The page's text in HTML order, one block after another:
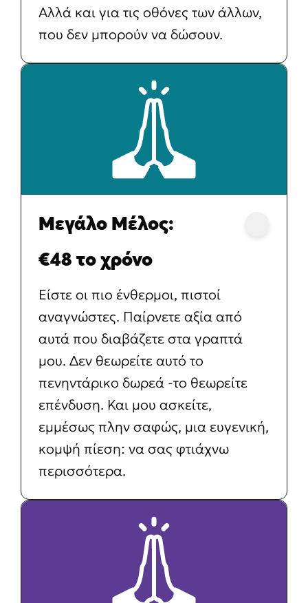
Αλλά και για τις οθόνες των άλλων,
που δεν μπορούν να δώσουν.
Μεγάλο Μέλος:
€48 το χρόνο
Είστε οι πιο ένθερμοι, πιστοί
αναγνώστες. Παίρνετε αξία από
αυτά που διαβάζετε στα γραπτά
μου. Δεν θεωρείτε αυτό το
πενηντάρικο δωρεά -το θεωρείτε
επένδυση. Και μου ασκείτε,
εμμέσως πλην σαφώς, μια ευγενική,
κομψή πίεση: να σας φτιάχνω
περισσότερα.